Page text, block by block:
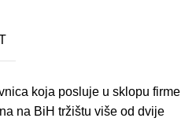
koja posluje u sklopu firme
na BiH tržištu više od dvije